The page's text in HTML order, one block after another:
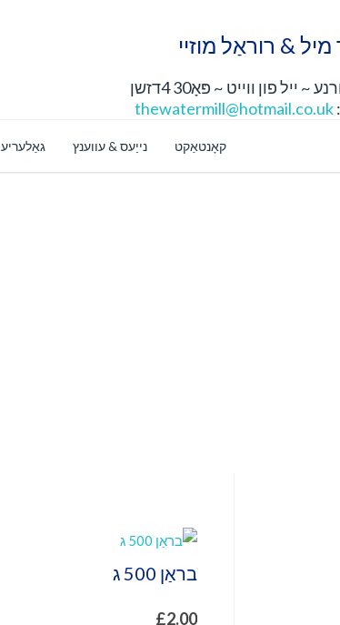
& רוראַל מוזיי
פון ווייט ~ פּאָ30 4דזשן
thewatermill@hotmail.co.uk
גאַלעריע נייַעס & עווענץ קאָנטאַקט
בראַן 500 ג
£2.00